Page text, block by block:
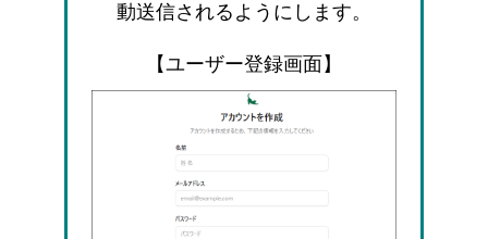
動送信されるようにします。
【ユーザー登録画面】